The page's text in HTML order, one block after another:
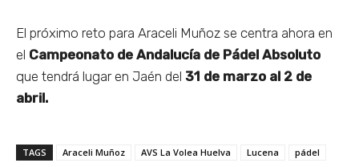
El próximo reto para Araceli Muñoz se centra ahora en
el Campeonato de Andalucía de Pádel Absoluto
que tendrá lugar en Jaén del 31 de marzo al 2 de
abril.
TAGS Araceli Muñoz AVS La Volea Huelva Lucena pádel